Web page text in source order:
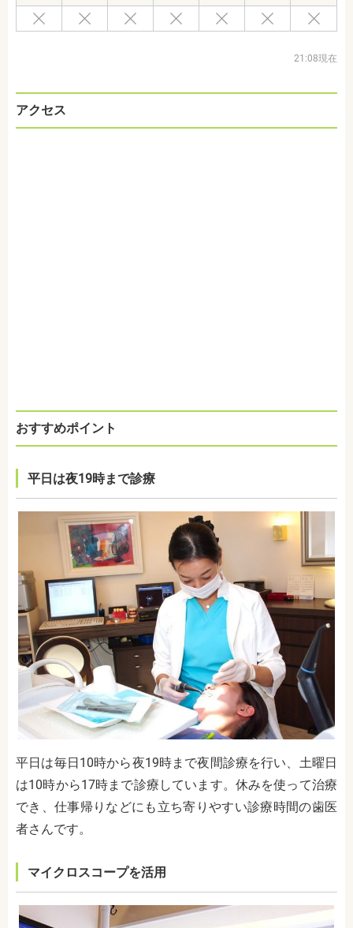
21:08現在
アクセス
おすすめポイント
平日は夜19時まで診療
平日は毎日10時から夜19時まで夜間診療を行い、土曜日
は10時から17時まで診療しています。休みを使って治療
でき、仕事帰りなどにも立ち寄りやすい診療時間の歯医
者さんです。
マイクロスコープを活用